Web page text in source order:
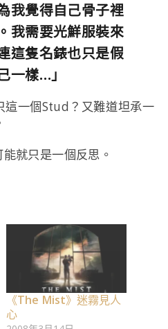
我覺得自己骨子裡
我需要光鮮服裝來
這隻名錶也只是假
一樣…」
這一個Stud？又難道坦承一
就只是一個反思。
《The Mist》迷霧見人
心